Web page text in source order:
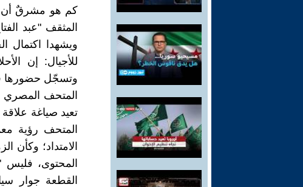
كم هو مشرقٌ أن
المثقف "عبد
ويشهدا اكتمال
للأجيال: إن
وتسجّل حضورها
المتحف المصري
تعيد صياغة
المتحف رؤية
الامتداد؛
المحتوى، فليس
القطعة جوار